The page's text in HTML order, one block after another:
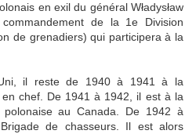
en exil du général Władysław
de la 1e Division
de grenadiers) qui participera à la
il reste de 1940 à 1941 à la
chef. De 1941 à 1942, il est à la
au Canada. De 1942 à
de chasseurs. Il est alors